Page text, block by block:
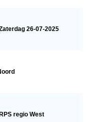
26-07-2025
regio West